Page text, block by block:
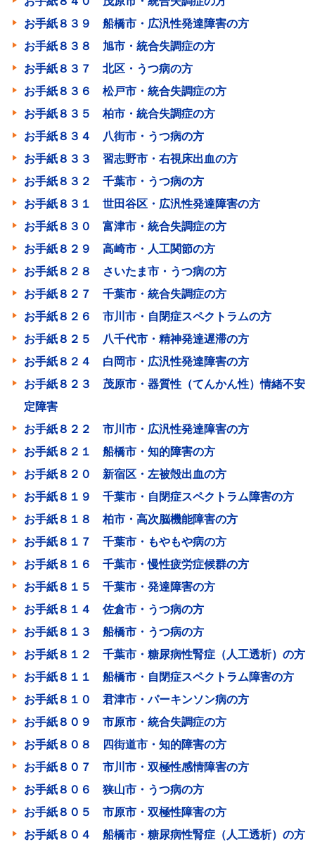
お手紙８３９ 船橋市・広汎性発達障害の方
お手紙８３８ 旭市・統合失調症の方
お手紙８３７ 北区・うつ病の方
お手紙８３６ 松戸市・統合失調症の方
お手紙８３５ 柏市・統合失調症の方
お手紙８３４ 八街市・うつ病の方
お手紙８３３ 習志野市・右視床出血の方
お手紙８３２ 千葉市・うつ病の方
お手紙８３１ 世田谷区・広汎性発達障害の方
お手紙８３０ 富津市・統合失調症の方
お手紙８２９ 高崎市・人工関節の方
お手紙８２８ さいたま市・うつ病の方
お手紙８２７ 千葉市・統合失調症の方
お手紙８２６ 市川市・自閉症スペクトラムの方
お手紙８２５ 八千代市・精神発達遅滞の方
お手紙８２４ 白岡市・広汎性発達障害の方
お手紙８２３ 茂原市・器質性（てんかん性）情緒不安
定障害
お手紙８２２ 市川市・広汎性発達障害の方
お手紙８２１ 船橋市・知的障害の方
お手紙８２０ 新宿区・左被殻出血の方
お手紙８１９ 千葉市・自閉症スペクトラム障害の方
お手紙８１８ 柏市・高次脳機能障害の方
お手紙８１７ 千葉市・もやもや病の方
お手紙８１６ 千葉市・慢性疲労症候群の方
お手紙８１５ 千葉市・発達障害の方
お手紙８１４ 佐倉市・うつ病の方
お手紙８１３ 船橋市・うつ病の方
お手紙８１２ 千葉市・糖尿病性腎症（人工透析）の方
お手紙８１１ 船橋市・自閉症スペクトラム障害の方
お手紙８１０ 君津市・パーキンソン病の方
お手紙８０９ 市原市・統合失調症の方
お手紙８０８ 四街道市・知的障害の方
お手紙８０７ 市川市・双極性感情障害の方
お手紙８０６ 狭山市・うつ病の方
お手紙８０５ 市原市・双極性障害の方
お手紙８０４ 船橋市・糖尿病性腎症（人工透析）の方